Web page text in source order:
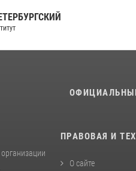
ПРАВОВАЯ И
О сайте